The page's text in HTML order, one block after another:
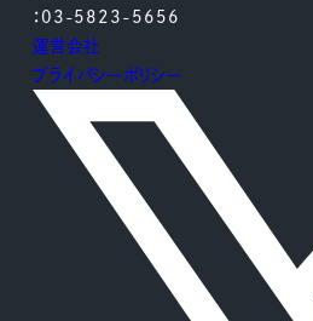
：03-5823-5656
運営会社
プライバシーポリシー